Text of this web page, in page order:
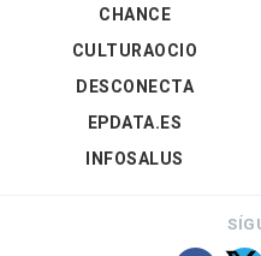
CHANCE
CULTURAOCIO
DESCONECTA
EPDATA.ES
INFOSALUS